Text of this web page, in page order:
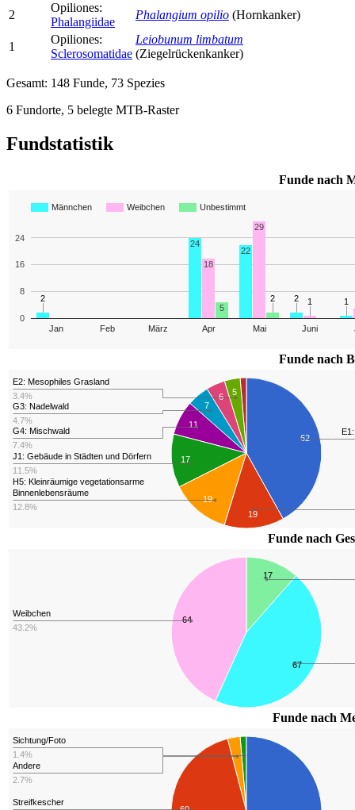
2
Opiliones:
Phalangiidae
Phalangium opilio (Hornkanker)
1
Opiliones:
Sclerosomatidae
Leiobunum limbatum
(Ziegelrückenkanker)
Gesamt: 148 Funde, 73 Spezies
6 Fundorte, 5 belegte MTB-Raster
Fundstatistik
Funde nach
Männchen Weibchen Unbestimmt
Jan Feb März Apr Mai Juni
0
8
16
24
2
2
24
22
2
2 11
18
29
11
5
2
2
Funde nach
62
5
6
7
11
17
19
19
H5: Kleinräumige vegetationsarme
Binnenlebensräume
12.8%
J1: Gebäude in Städten und Dörfern
11.5%
G4: Mischwald
7.4%
G3: Nadelwald
4.7%
E2: Mesophiles Grasland
3.4%
Funde nach
17
64
67
Weibchen
43.2%
Funde nach
Streifkescher
Andere
2.7%
Sichtung/Foto
1.4%